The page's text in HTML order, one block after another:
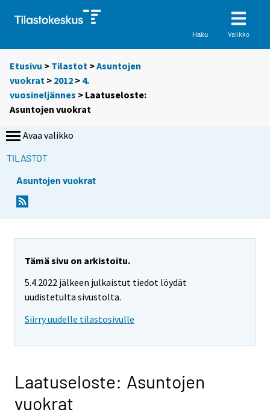
Haku Valikko
Etusivu > Tilastot >Asuntojen
vuokrat > 2012 > 4.
vuosineljännes > Laatuseloste:
Asuntojen vuokrat
Avaa valikko
TILASTOT
Asuntojen vuokrat
Tämä sivu on arkistoitu.
5.4.2022 jälkeen julkaistut tiedot löydät
uudistetulta sivustolta.
Siirry uudelle tilastosivulle
Laatuseloste: Asuntojen
vuokrat